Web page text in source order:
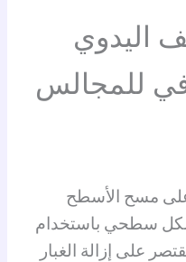
اليدوي
للمجالس
على مسح الأسطح
سطحي باستخدام
على إزالة الغبار